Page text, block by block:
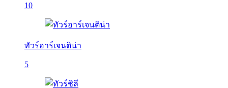
10
ทัวร์อาร์เจนติน่า
5